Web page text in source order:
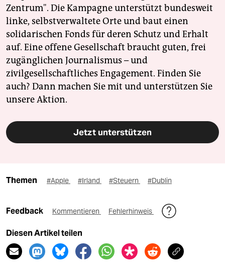
Zentrum". Die Kampagne unterstützt bundesweit
linke, selbstverwaltete Orte und baut einen
solidarischen Fonds für deren Schutz und Erhalt
auf. Eine offene Gesellschaft braucht guten, frei
zugänglichen Journalismus – und
zivilgesellschaftliches Engagement. Finden Sie
auch? Dann machen Sie mit und unterstützen Sie
unsere Aktion.
Jetzt unterstützen
Themen #Apple #Irland #Steuern #Dublin
Feedback Kommentieren Fehlerhinweis
Diesen Artikel teilen